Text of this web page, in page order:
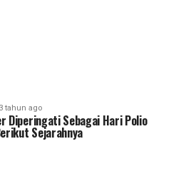
3 tahun ago
Diperingati Sebagai Hari Polio
Sejarahnya